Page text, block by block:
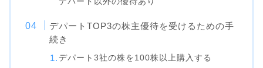
デパートTOP3の株主優待を受けるための手
続き
デパート3社の株を100株以上購入する